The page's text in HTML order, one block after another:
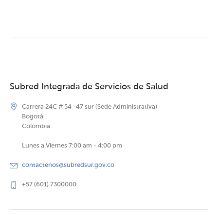
Subred Integrada de Servicios de Salud
Carrera 24C # 54 -47 sur (Sede Administrativa)
Bogotá
Colombia
Lunes a Viernes 7:00 am - 4:00 pm
contactenos@subredsur.gov.co
+57 (601) 7300000